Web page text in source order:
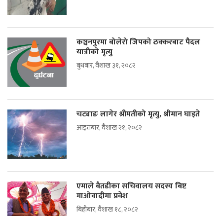
कञ्चनपुरमा बोलेरो जिपको ठक्करबाट पैदल
यात्रीको मृत्यु
बुधबार, वैशाख ३१, २०८२
चट्याङ लागेर श्रीमतीको मृत्यु, श्रीमान घाइते
आइतबार, वैशाख २१, २०८२
एमाले बैतडीका सचिवालय सदस्य बिष्ट
माओवादीमा प्रवेश
बिहीबार, वैशाख १८, २०८२